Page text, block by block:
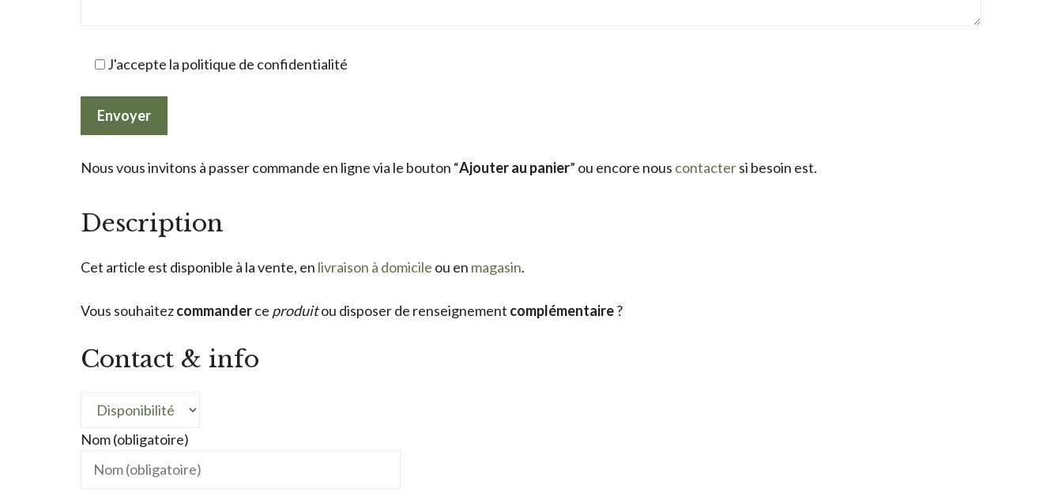
J'accepte la politique de confidentialité
Nous vous invitons à passer commande en ligne via le bouton “Ajouter au panier” ou encore nous contactersi besoin est.
Description
Cet article est disponible à la vente, en livraison à domicile ou en magasin.
Vous souhaitezcommanderce produitou disposer de renseignement complémentaire?
Contact & info
Nom (obligatoire)